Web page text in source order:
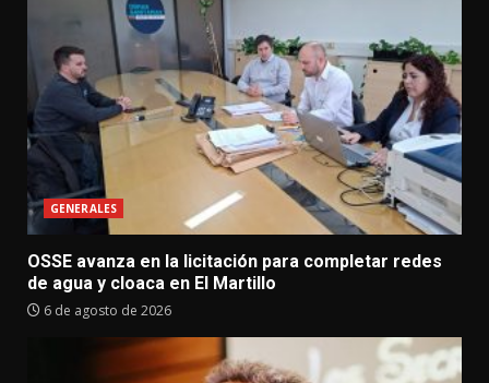
GENERALES
OSSE avanza en la licitación para completar redes
de agua y cloaca en El Martillo
6 de agosto de 2026